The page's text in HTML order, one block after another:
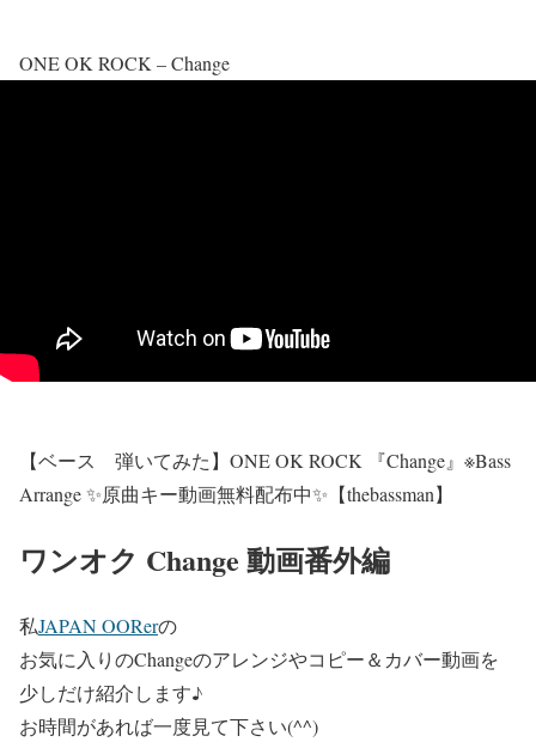
ONE OK ROCK – Change
【ベース 弾いてみた】ONE OK ROCK 『Change』※Bass
Arrange ✨原曲キー動画無料配布中✨【thebassman】
ワンオク Change 動画番外編
私JAPAN OORerの
お気に入りのChangeのアレンジやコピー＆カバー動画を
少しだけ紹介します♪
お時間があれば一度見て下さい(^^)